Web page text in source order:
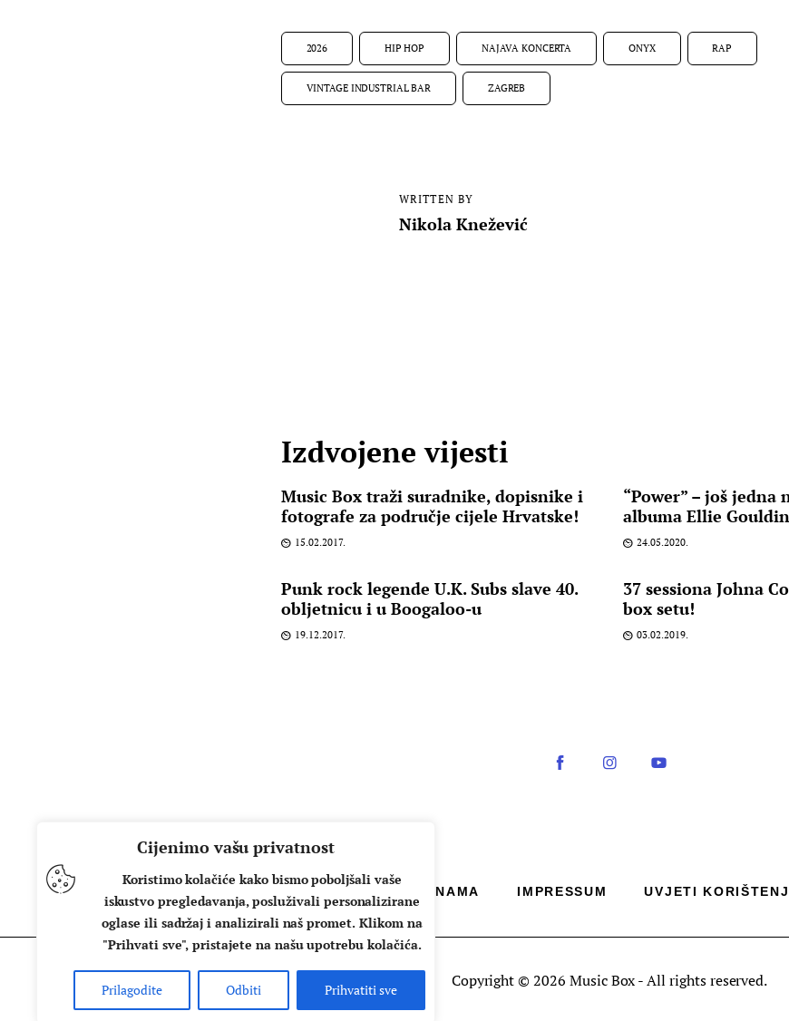
Cijenimo vašu privatnost
Koristimo kolačiće kako bismo poboljšali vaše
iskustvo pregledavanja, posluživali personalizirane
oglase ili sadržaj i analizirali naš promet. Klikom na
"Prihvati sve", pristajete na našu upotrebu kolačića.
Prilagodite Odbiti Prihvatiti sve
2026 HIP HOP NAJAVA KONCERTA ONYX RAP
VINTAGE INDUSTRIAL BAR ZAGREB
WRITTEN BY
Nikola Knežević
Izdvojene vijesti
Music Box traži suradnike, dopisnike i
fotografe za područje cijele Hrvatske!
15.02.2017.
“Power” – još jedna
albuma Ellie
24.05.2020.
Punk rock legende U.K. Subs slave 40.
obljetnicu i u Boogaloo-u
19.12.2017.
37 sessiona Johna
box setu!
03.02.2019.
O NAMA IMPRESSUM UVJETI
Copyright © 2026 Music Box - All rights reserved.